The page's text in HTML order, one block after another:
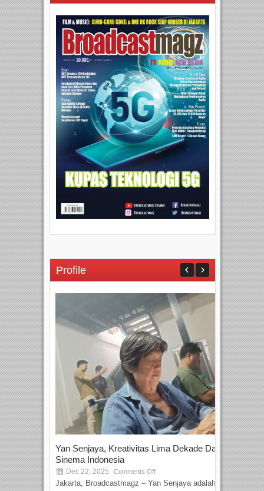
Profile
Yan Senjaya, Kreativitas Lima Dekade Dalam
Sinema Indonesia
Dec 22, 2025 Comments Off
Jakarta, Broadcastmagz – Yan Senjaya adalah...